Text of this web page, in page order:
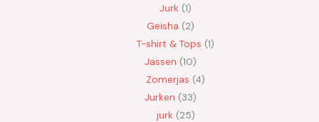
Jurk 1
Geisha 2
T-shirt & Tops 1
Jassen 10
Zomerjas 4
Jurken 33
jurk 25